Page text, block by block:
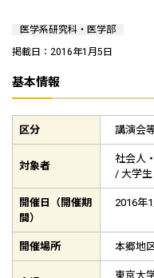
医学系研究科・医学部
掲載日：2016年1月5日
基本情報
区分 講演会
対象者
社会人
/ 大学生
開催日（開催期
間）
2016年
開催場所 本郷地
東京大